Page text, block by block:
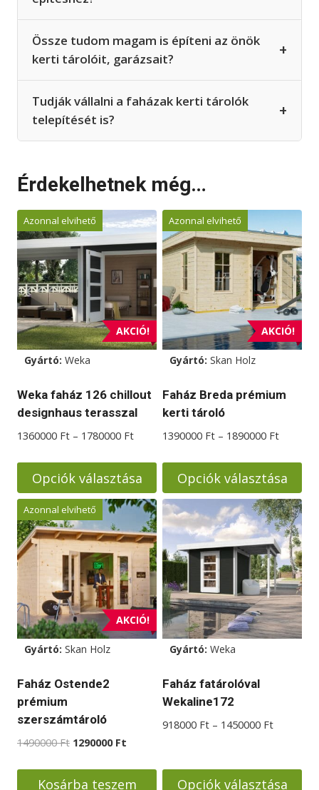
Össze tudom magam is építeni az önök
kerti tárolóit, garázsait?
+
Tudják vállalni a faházak kerti tárolók
telepítését is?
+
Érdekelhetnek még…
AKCIÓ!
Azonnal elvihető
Gyártó: Weka
Weka faház 126 chillout
designhaus terasszal
1360000 Ft – 1780000 FtÁrtartomány:
-
1780000 Ft
Opciók választása
Ennek
a
terméknek
több
variációja
van.
A
változatok
termékoldalon
választhatók
ki
AKCIÓ!
Azonnal elvihető
Gyártó: Skan Holz
Faház Breda prémium
kerti tároló
1390000 Ft – 1890000 Ft
-
Opciók választása
Ennek
a
terméknek
több
variációja
van.
A
változatok
termékoldalon
választhatók
AKCIÓ!
Azonnal elvihető
Gyártó: Skan Holz
Faház Ostende2
prémium
szerszámtároló
1490000Ft Original
was:
1290000 Ft
is:
Kosárba teszem
Gyártó: Weka
Faház fatárolóval
Wekaline172
918000 Ft – 1450000 Ft
1450000
Opciók választása